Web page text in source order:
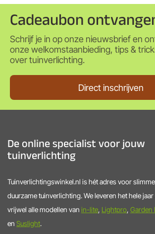
Cadeaubon
Schrijf je in op onze nieuwsbrief en
onze welkomstaanbieding, tips &
over tuinverlichting.
Direct inschrijven
De online specialist voor jouw
tuinverlichting
Tuinverlichtingswinkel.nl is hét adres voor
duurzame tuinverlichting. We leveren het hele
vrijwel alle modellen van in-lite, Lightpro, Garden
en Suslight.